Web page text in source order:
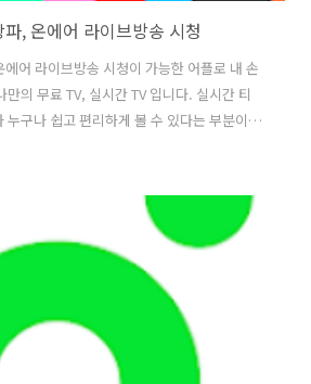
, 온에어 라이브방송 시청
어 라이브방송 시청이 가능한 어플로 내 손
만의 무료 TV, 실시간 TV 입니다. 실시간 티
누구나 쉽고 편리하게 볼 수 있다는 부분이
온에어 라이브 방송 시청이 가능하여, DMB
실시간TV 모바일 앱 하나로 모두 해결할 수 있
의 지상파, 케이블, 종합 편성 채널, 스포츠,
의 다양한 TV방송 채널을 통해 시간과 장소의
능합니다. 이러한 실시간TV는 사용자에게 불
원 가입을 유도하지..